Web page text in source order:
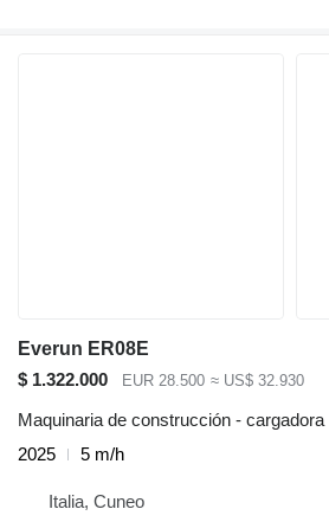
Everun ER08E
$ 1.322.000
EUR 28.500 ≈ US$ 32.930
Maquinaria de construcción -
2025
5 m/h
Italia, Cuneo